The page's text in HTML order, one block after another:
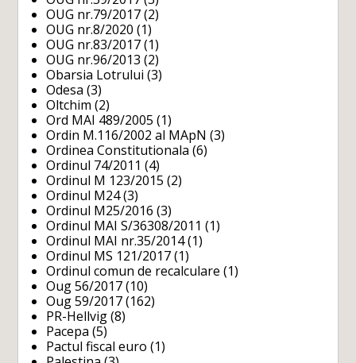
OUG nr.79/2017 (2)
OUG nr.8/2020 (1)
OUG nr.83/2017 (1)
OUG nr.96/2013 (2)
Obarsia Lotrului (3)
Odesa (3)
Oltchim (2)
Ord MAI 489/2005 (1)
Ordin M.116/2002 al MApN (3)
Ordinea Constitutionala (6)
Ordinul 74/2011 (4)
Ordinul M 123/2015 (2)
Ordinul M24(3)
Ordinul M25/2016 (3)
Ordinul MAI S/36308/2011 (1)
Ordinul MAI nr.35/2014(1)
Ordinul MS 121/2017 (1)
Ordinul comun de recalculare (1)
Oug 56/2017 (10)
Oug 59/2017 (162)
PR-Hellvig (8)
Pacepa (5)
Pactul fiscal euro (1)